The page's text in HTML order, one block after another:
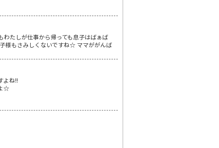
たしが仕事から帰っても息子はばぁば
様もさみしくないですね☆ ママががんば
よね!!
☆